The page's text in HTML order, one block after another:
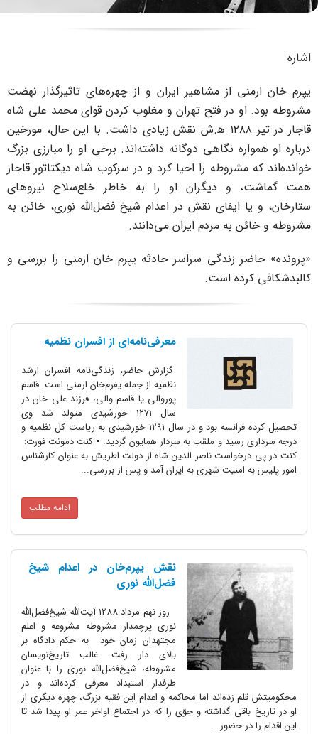
از مشاهیر ایران و از چهره‌های تاثیرگذار نهضت
در فتح تهران و مغلوب کردن قوای محمد علی شاه
قاجار در تیر ۱۲۸۸ ه‍.ش نقش زیادی داشت. با این حال، مورخین
نگاهی دوگانه داشته‌اند. برخی او را مبارزی بزرگ
را احیا کرد و در سرکوب شاه دیکتاتور قاجار
دیگران او را به خاطر خلع‌سلاح نیرو‌های
ایفای نقش در اعدام شیخ فضل‌الله نوری، خائن به
به مردم ایران می‌دانند.
زندگی سراسر حادثه یپرم خان ارمنی را بررسی و
است.
معرفی‌نامه‌ای از افسران نظمیه
گزارش حاضر، زندگی‌نامه افسران ارشد
نظمیه از جمله یفرم‌خان ارمنی است. قاسم
پوروالی یا قاسم والی، فرزند علی خان در
سال ۱۲۷۱ خورشیدی متولد شد وی
تحصیل کرده فرانسه بود و در سال ۱۲۹۱ خورشیدی به ریاست کل نظمیه و
و ملقب به سردار همایون گردید. ▪ کنت دمونت فورت:
ناصر الدین شاه از دولت اطریش به عنوان کارشناس
شهری به ایران آمد و پس از بررسی...
نقش یپرم‌خان در اعدام شیخ
فضل‌الله نوری
روز نهم مرداد 1288 آیت‌الله شیخ‌فضل‌الله
نوری پرچمدار مشروطه مشروعه و اعلم
مجتهدان زمان خود به حکم دادگاه بر
بالای دار رفت. غالب تاریخ‌نویسان
مشروطه، شیخ‌فضل‌الله نوری را با عنوان
طرفدار استبداد معرفی کرده‌اند و در
اما محاکمه و اعدام این فقیه بزرگ، چهره دیگری از
گذاشته و جوّی را که در اجتماع اواخر عمر او پیدا شد تا
حضور...